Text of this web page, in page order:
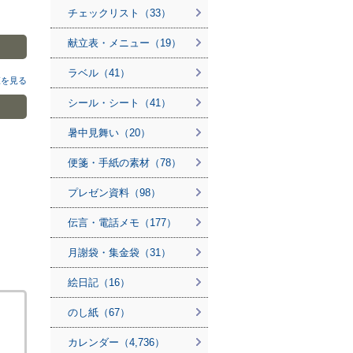
見る
チェックリスト（33）
献立表・メニュー（19）
ラベル（41）
シール・シート（41）
暑中見舞い（20）
便箋・手紙の素材（78）
プレゼン資料（98）
伝言・電話メモ（177）
月謝袋・集金袋（31）
絵日記（16）
のし紙（67）
カレンダー（4,736）